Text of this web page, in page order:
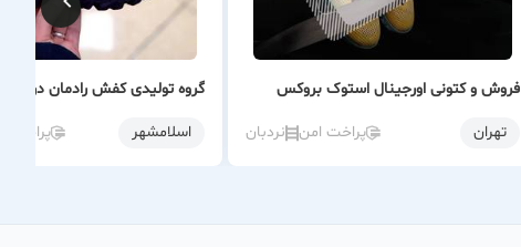
فروش و کتونی اورجینال استوک بروکس
تهران پراخت امن نردبان
گروه تولیدی کفش رادمان در
اسلامشهر پراخت